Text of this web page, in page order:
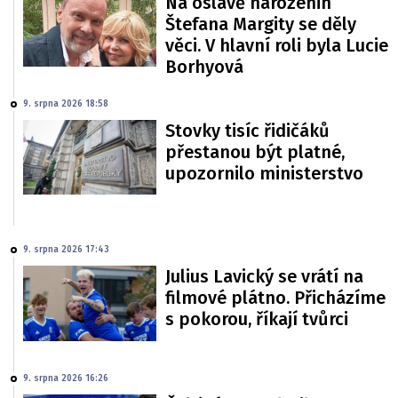
Štefana Margity se děly
věci. V hlavní roli byla Lucie
Borhyová
9. srpna 2026 18:58
Stovky tisíc řidičáků
přestanou být platné,
upozornilo ministerstvo
9. srpna 2026 17:43
Julius Lavický se vrátí na
filmové plátno. Přicházíme
s pokorou, říkají tvůrci
9. srpna 2026 16:26